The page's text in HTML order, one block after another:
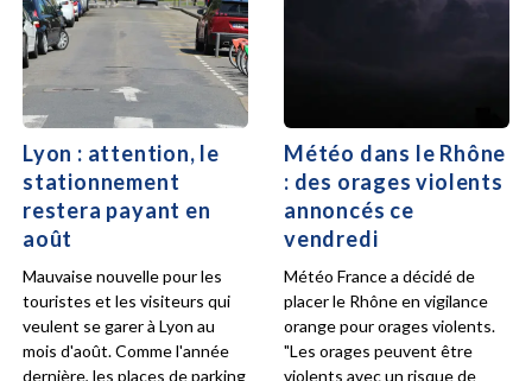
Lyon : attention, le
stationnement
restera payant en
août
Mauvaise nouvelle pour les
touristes et les visiteurs qui
veulent se garer à Lyon au
mois d'août. Comme l'année
dernière, les places de parking
Météo dans le Rhône
: des orages violents
annoncés ce
vendredi
Météo France a décidé de
placer le Rhône en vigilance
orange pour orages violents.
"Les orages peuvent être
violents avec un risque de